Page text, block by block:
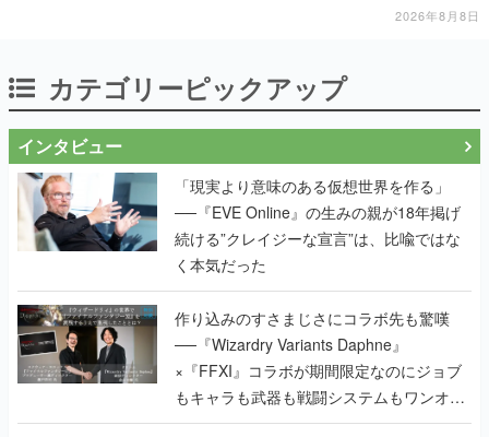
人間を増やし、加工して神に捧げる2026年8月8日
カテゴリーピックアップ
インタビュー
「現実より意味のある仮想世界を作る」
──『EVE Online』の生みの親が18年掲げ
続ける”クレイジーな宣言”は、比喩ではな
く本気だった
作り込みのすさまじさにコラボ先も驚嘆
──『Wizardry Variants Daphne』
×『FFXI』コラボが期間限定なのにジョブ
もキャラも武器も戦闘システムもワンオフ
で作り込まれた理由を両ディレクターに聞